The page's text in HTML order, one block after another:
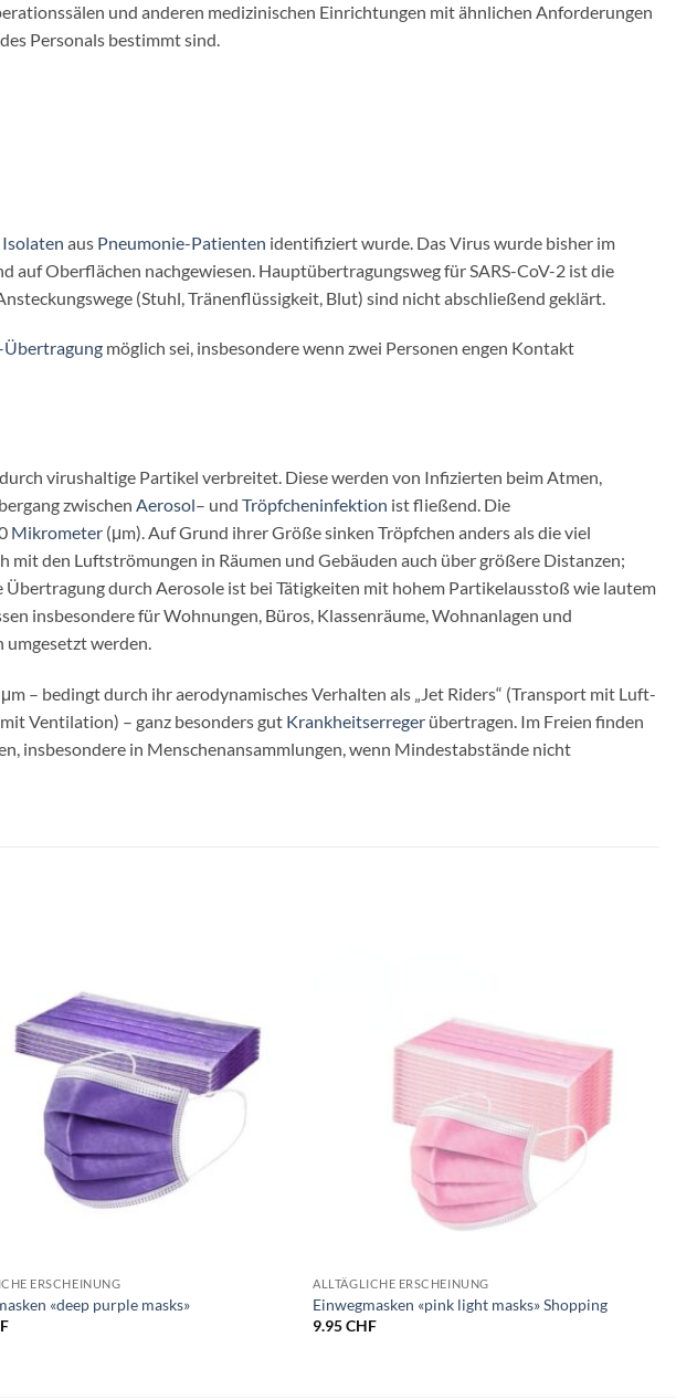
und anderen medizinischen Einrichtungen mit ähnlichen Anforderungen
Personals bestimmt sind.
Isolaten aus Pneumonie-Patienten identifiziert wurde. Das Virus wurde bisher im
auf Oberflächen nachgewiesen. Hauptübertragungsweg für SARS-CoV-2 ist die
(Stuhl, Tränenflüssigkeit, Blut) sind nicht abschließend geklärt.
möglich sei, insbesondere wenn zwei Personen engen Kontakt
virushaltige Partikel verbreitet. Diese werden von Infizierten beim Atmen,
zwischen Aerosol– und Tröpfcheninfektion ist fließend. Die
Mikrometer (μm). Auf Grund ihrer Größe sinken Tröpfchen anders als die viel
den Luftströmungen in Räumen und Gebäuden auch über größere Distanzen;
durch Aerosole ist bei Tätigkeiten mit hohem Partikelausstoß wie lautem
insbesondere für Wohnungen, Büros, Klassenräume, Wohnanlagen und
umgesetzt werden.
– bedingt durch ihr aerodynamisches Verhalten als „Jet Riders“ (Transport mit Luft-
Ventilation) – ganz besonders gut Krankheitserreger übertragen. Im Freien finden
insbesondere in Menschenansammlungen, wenn Mindestabstände nicht
ERSCHEINUNG
«deep purple masks»
ALLTÄGLICHE ERSCHEINUNG
Einwegmasken «pink light masks» Shopping
9.95CHF